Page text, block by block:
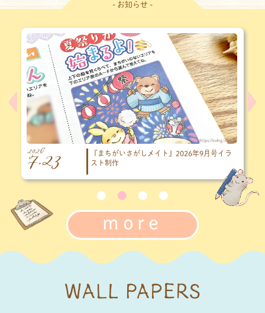
- お知らせ -
2026
7.23
『まちがいさがしメイト』2026年9月号イラ
スト制作
more
WALL PAPERS